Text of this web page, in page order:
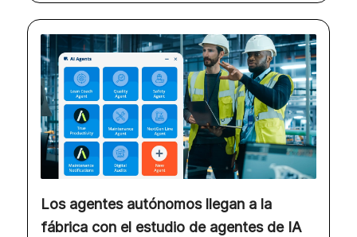
Los agentes autónomos llegan a la
fábrica con el estudio de agentes de IA